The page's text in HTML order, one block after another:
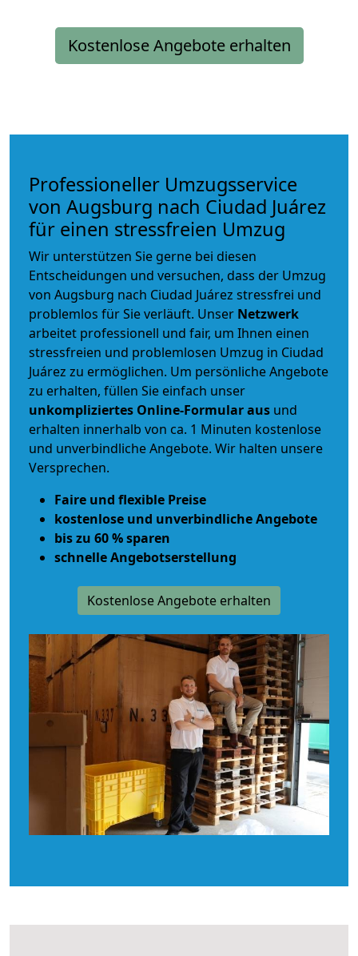
Kostenlose Angebote erhalten
Professioneller Umzugsservice
von Augsburg nach Ciudad Juárez
für einen stressfreien Umzug
Wir unterstützen Sie gerne bei diesen
Entscheidungen und versuchen, dass der Umzug
von Augsburg nach Ciudad Juárez stressfrei und
problemlos für Sie verläuft. Unser Netzwerk
arbeitet professionell und fair, um Ihnen einen
stressfreien und problemlosen Umzug in Ciudad
Juárez zu ermöglichen. Um persönliche Angebote
zu erhalten, füllen Sie einfach unser
unkompliziertes Online-Formular aus und
erhalten innerhalb von ca. 1 Minuten kostenlose
und unverbindliche Angebote. Wir halten unsere
Versprechen.
Faire und flexible Preise
kostenlose und unverbindliche Angebote
bis zu 60 % sparen
schnelle Angebotserstellung
Kostenlose Angebote erhalten